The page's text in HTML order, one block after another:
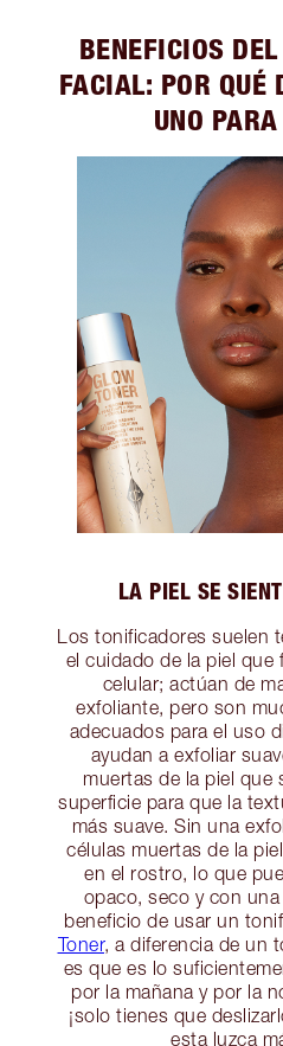
BENEFICIOS
FACIAL: POR QUÉ
UNO
LA PIEL SE
Los tonificadores suelen
el cuidado de la piel que
celular; actúan de
exfoliante, pero son
adecuados para el uso
ayudan a exfoliar
muertas de la piel que
superficie para que la
más suave. Sin una
células muertas de la
en el rostro, lo que
opaco, seco y con una
beneficio de usar un
Toner, a diferencia de un
es que es lo
por la mañana y por la
¡solo tienes que
esta luzca